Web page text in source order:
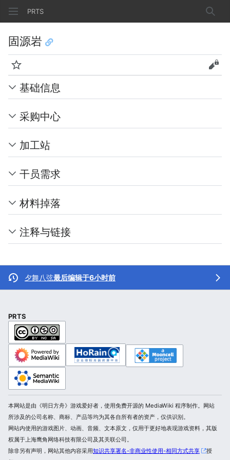
PRTS 搜索
固源岩
监视 查看
基础信息
采购中心
加工站
干员需求
材料掉落
注释与链接
夕舞八弦最后编辑于6小时前
PRTS
本网站是由《明日方舟》游戏爱好者，使用免费开源的 MediaWiki 程序制作。网站
所涉及的公司名称、商标、产品等均为其各自所有者的资产，仅供识别。
网站内使用的游戏图片、动画、音频、文本原文，仅用于更好地表现游戏资料，其版
权属于上海鹰角网络科技有限公司及其关联公司。
除非另有声明，网站其他内容采用知识共享署名-非商业性使用-相同方式共享
授